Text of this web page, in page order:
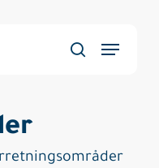
søg
MenuClose